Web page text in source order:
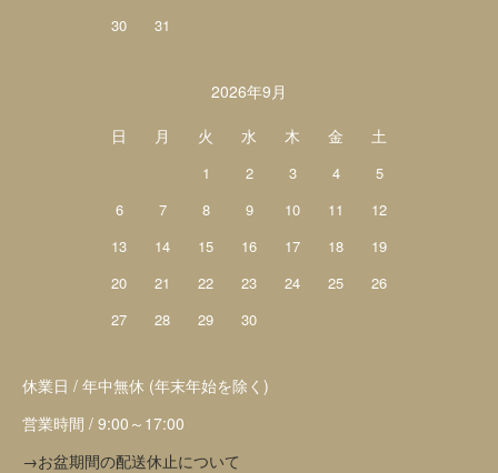
30
31
2026年9月
日
月 火 水 木 金 土
1 2 3 4
5
6
7 8 9 10 11
12
13
14 15 16 17 18
19
20
21 22 23 24 25
26
27
28 29 30
休業日 / 年中無休 (年末年始を除く)
営業時間 / 9:00～17:00
→お盆期間の配送休止について